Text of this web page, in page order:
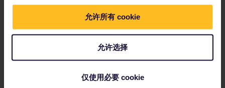
允许所有 cookie
允许选择
仅使用必要 cookie
哥维那。首先，您可以游览萨拉热窝的街道和山
坡，这里是该国风景优美、令人神往的首都。当
您漫步在城市的集市和蜿蜒的街道上时，请放慢
脚步，感受萨拉热窝日常生活的起起伏伏。
在萨拉热窝的集市上，不乏出售波斯尼亚咖啡
和馅饼(burek)的小企业，这意味着您在萨拉
热窝期间应尽可能多地品尝这些饮食。在萨拉